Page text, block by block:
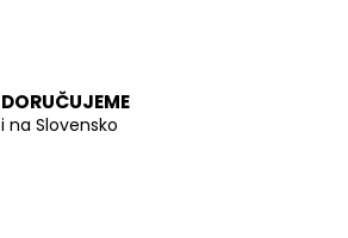
DORUČUJEME
i na Slovensko